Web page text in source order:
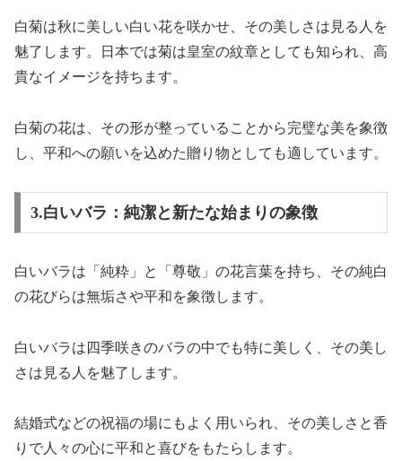
白菊は秋に美しい白い花を咲かせ、その美しさは見る人を
魅了します。日本では菊は皇室の紋章としても知られ、高
貴なイメージを持ちます。
白菊の花は、その形が整っていることから完璧な美を象徴
し、平和への願いを込めた贈り物としても適しています。
3.白いバラ：純潔と新たな始まりの象徴
白いバラは「純粋」と「尊敬」の花言葉を持ち、その純白
の花びらは無垢さや平和を象徴します。
白いバラは四季咲きのバラの中でも特に美しく、その美し
さは見る人を魅了します。
結婚式などの祝福の場にもよく用いられ、その美しさと香
りで人々の心に平和と喜びをもたらします。